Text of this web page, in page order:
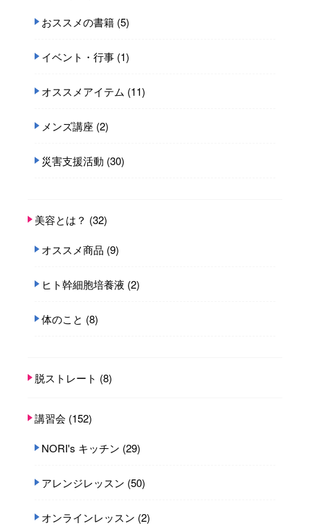
おススメの書籍 (5)
イベント・行事 (1)
オススメアイテム (11)
メンズ講座 (2)
災害支援活動 (30)
美容とは？ (32)
オススメ商品 (9)
ヒト幹細胞培養液 (2)
体のこと (8)
脱ストレート (8)
講習会 (152)
NORI's キッチン (29)
アレンジレッスン (50)
オンラインレッスン (2)